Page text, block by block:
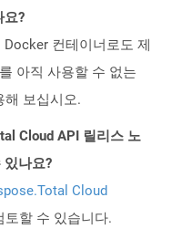
요?
컨테이너로도 제
아직 사용할 수 없는
해 보십시오.
Cloud API 릴리스 노
있나요?
Cloud
토할 수 있습니다.